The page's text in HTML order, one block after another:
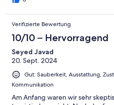
Verifizierte Bewertung
10/10 – Hervorragend
Seyed Javad
20. Sept. 2024
Gut: Sauberkeit, Ausstattung,
Kommunikation
Am Anfang waren wir sehr